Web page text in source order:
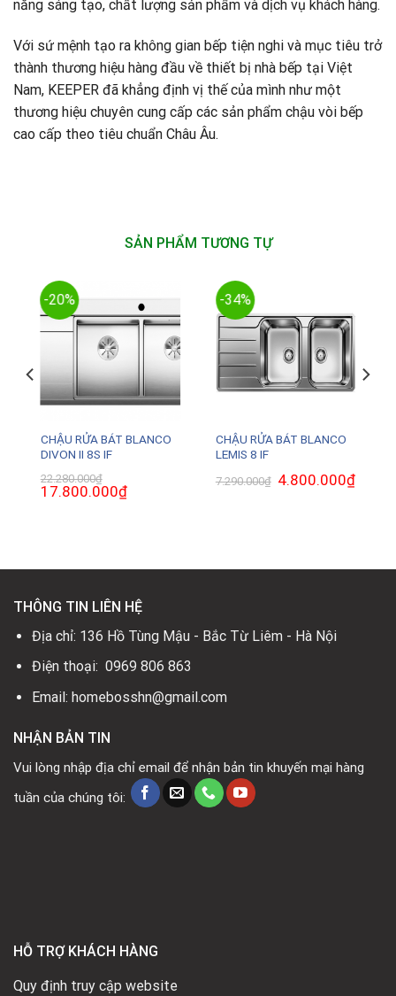
năng sáng tạo, chất lượng sản phẩm và dịch vụ khách hàng.
Với sứ mệnh tạo ra không gian bếp tiện nghi và mục tiêu trở
thành thương hiệu hàng đầu về thiết bị nhà bếp tại Việt
Nam, KEEPER đã khẳng định vị thế của mình như một
thương hiệu chuyên cung cấp các sản phẩm chậu vòi bếp
cao cấp theo tiêu chuẩn Châu Âu.
SẢN PHẨM TƯƠNG TỰ
-20%
CHẬU RỬA BÁT BLANCO
DIVON II 8S IF
22.280.000₫
Giá
gốc
17.800.000₫Giá
hiện
-34%
CHẬU RỬA BÁT BLANCO
LEMIS 8 IF
7.290.000₫ Giá
gốc
4.800.000₫Giá
hiện
THÔNG TIN LIÊN HỆ
Địa chỉ: 136 Hồ Tùng Mậu - Bắc Từ Liêm - Hà Nội
Điện thoại: 0969 806 863
Email: homebosshn@gmail.com
NHẬN BẢN TIN
Vui lòng nhập địa chỉ email để nhận bản tin khuyến mại hàng
tuần của chúng tôi:
HỖ TRỢ KHÁCH HÀNG
Quy định truy cập website